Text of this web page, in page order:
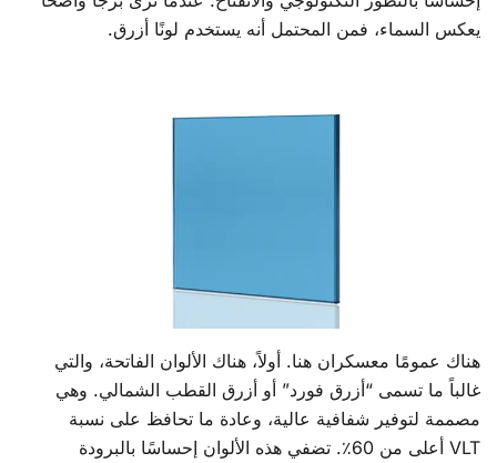
يعكس السماء، فمن المحتمل أنه يستخدم لونًا أزرق.
هناك عمومًا معسكران هنا. أولاً، هناك الألوان الفاتحة، والتي
غالباً ما تسمى “أزرق فورد” أو أزرق القطب الشمالي. وهي
مصممة لتوفير شفافية عالية، وعادة ما تحافظ على نسبة
VLT أعلى من 60٪. تضفي هذه الألوان إحساسًا بالبرودة